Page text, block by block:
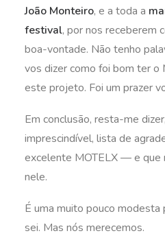
João Monteiro, e a toda a
festival, por nos receberem
boa-vontade. Não tenho
vos dizer como foi bom ter o
este projeto. Foi um prazer
Em conclusão, resta-me
imprescindível, lista de
excelente MOTELX — e que
nele.
É uma muito pouco modesta
sei. Mas nós merecemos.